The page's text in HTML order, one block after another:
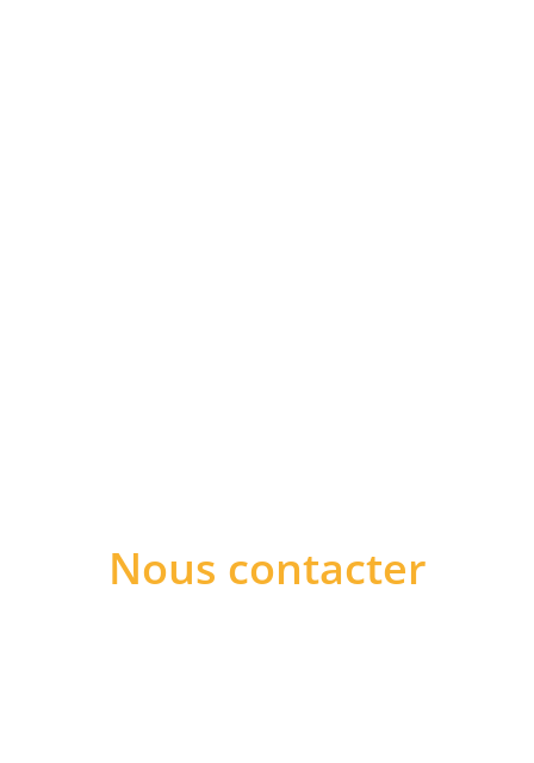
Nous contacter